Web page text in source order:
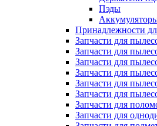
Пэды
Принадлежности
Запчасти для
Запчасти для
Запчасти для
Запчасти для
Запчасти для
Запчасти для
Запчасти для
Запчасти для